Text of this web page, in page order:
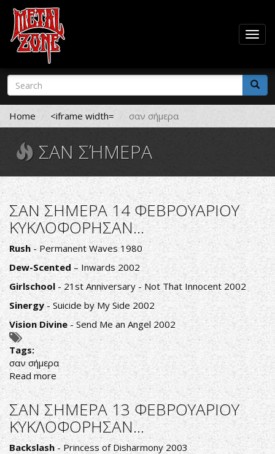
Skip
main
content
Search
form
Search
Home <iframe width= σαν σήμερα
ΣΑΝ ΣΉΜΕΡΑ
ΣΑΝ ΣΗΜΕΡΑ 14 ΦΕΒΡΟΥΑΡΙΟΥ
ΚΥΚΛΟΦΟΡΗΣΑΝ...
Rush- Permanent Waves 1980
Dew-Scented – Inwards 2002
Girlschool- 21st Anniversary - Not That Innocent 2002
Sinergy- Suicide by My Side 2002
Vision Divine- Send Me an Angel 2002
Tags:
σαν σήμερα
Read more about
ΣΑΝ
ΣΗΜΕΡΑ
14
ΦΕΒΡΟΥΑΡΙΟΥ
ΚΥΚΛΟΦΟΡΗΣΑΝ...
ΣΑΝ ΣΗΜΕΡΑ 13 ΦΕΒΡΟΥΑΡΙΟΥ
ΚΥΚΛΟΦΟΡΗΣΑΝ...
Backslash- Princess of Disharmony 2003